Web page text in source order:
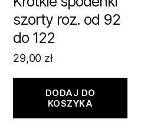
szorty roz. od 92
do 122
29,00 zł
DODAJ DO
KOSZYKA